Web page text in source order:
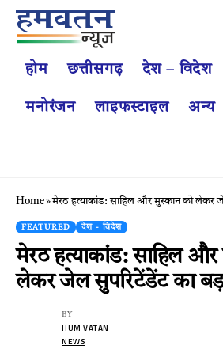
होम छत्तीसगढ़ देश – विदेश
मनोरंजन लाइफस्टाइल अन्य
Home»मेरठ हत्याकांड: साहिल और मुस्कान को लेकर
FEATURED देश - विदेश
मेरठ हत्याकांड: साहिल
लेकर जेल सुपरिटेंडेंट का
BY
HUM VATAN
NEWS